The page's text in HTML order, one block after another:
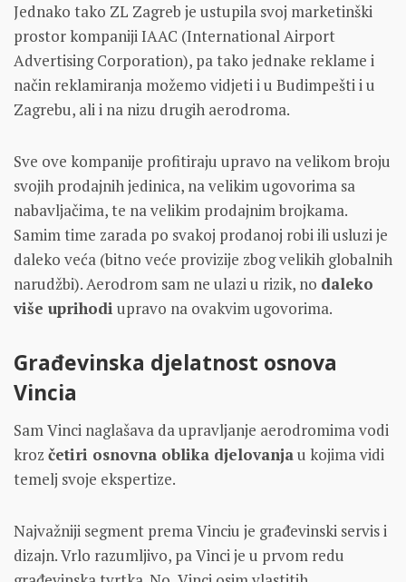
Jednako tako ZL Zagreb je ustupila svoj marketinški
prostor kompaniji IAAC (International Airport
Advertising Corporation), pa tako jednake reklame i
način reklamiranja možemo vidjeti i u Budimpešti i u
Zagrebu, ali i na nizu drugih aerodroma.
Sve ove kompanije profitiraju upravo na velikom broju
svojih prodajnih jedinica, na velikim ugovorima sa
nabavljačima, te na velikim prodajnim brojkama.
Samim time zarada po svakoj prodanoj robi ili usluzi je
daleko veća (bitno veće provizije zbog velikih globalnih
narudžbi). Aerodrom sam ne ulazi u rizik, no daleko
više uprihodi upravo na ovakvim ugovorima.
Građevinska djelatnost osnova
Vincia
Sam Vinci naglašava da upravljanje aerodromima vodi
kroz četiri osnovna oblika djelovanjau kojima vidi
temelj svoje ekspertize.
Najvažniji segment prema Vinciu je građevinski servis i
dizajn. Vrlo razumljivo, pa Vinci je u prvom redu